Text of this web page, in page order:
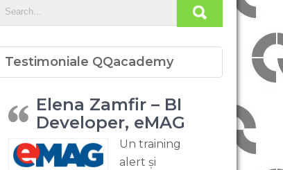
Testimoniale QQacademy
Elena Zamfir – BI
Developer, eMAG
Un training
alert și